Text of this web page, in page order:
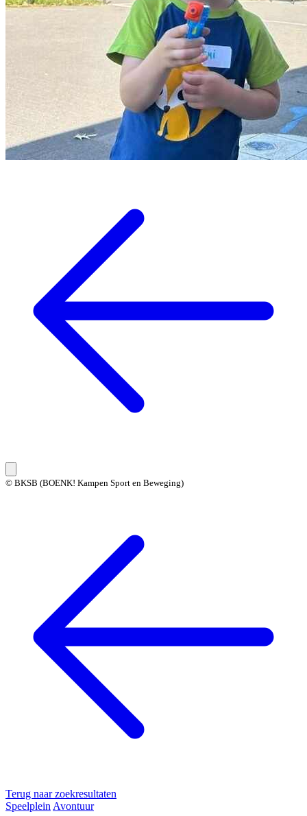
© BKSB (BOENK! Kampen Sport en Beweging)
Terug naar zoekresultaten
Speelplein Avontuur